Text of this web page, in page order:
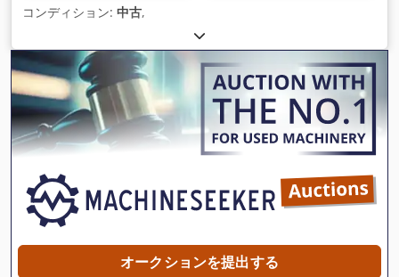
コンディション: 中古,
オークションを提出する